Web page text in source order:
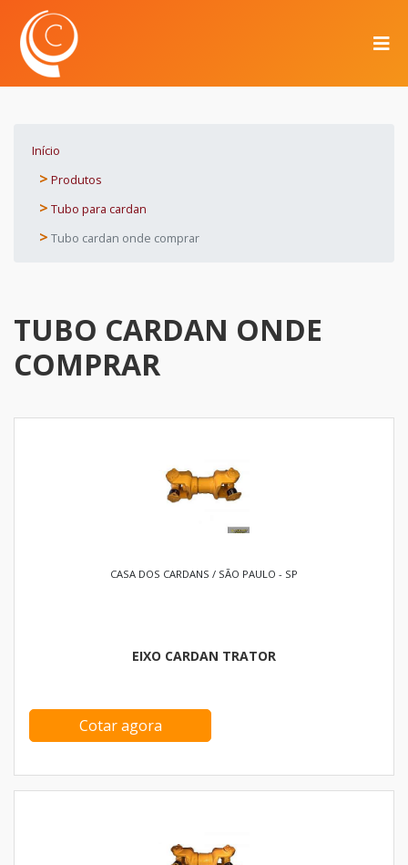
Início
Produtos
Tubo para cardan
Tubo cardan onde comprar
TUBO CARDAN ONDE
COMPRAR
CASA DOS CARDANS / SÃO PAULO - SP
EIXO CARDAN TRATOR
Cotar agora